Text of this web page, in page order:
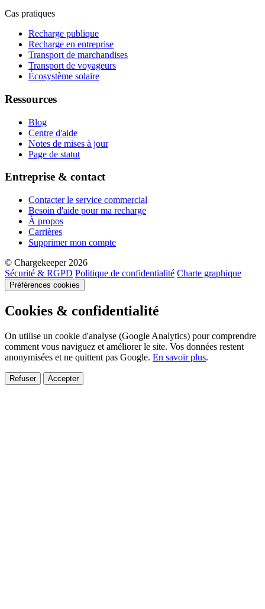
Cas pratiques
Recharge publique
Recharge en entreprise
Transport de marchandises
Transport de voyageurs
Écosystème solaire
Ressources
Blog
Centre d'aide
Notes de mises à jour
Page de statut
Entreprise & contact
Contacter le service commercial
Besoin d'aide pour ma recharge
À propos
Carrières
Supprimer mon compte
© Chargekeeper 2026
Sécurité & RGPD Politique de confidentialité Charte graphique
Préférences cookies
Cookies & confidentialité
On utilise un cookie d'analyse (Google Analytics) pour comprendre
comment vous naviguez et améliorer le site. Vos données restent
anonymisées et ne quittent pas Google. En savoir plus.
Refuser Accepter